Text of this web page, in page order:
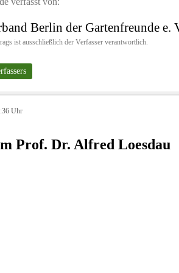
Berlin der Gartenfreunde e.
ist ausschließlich der Verfasser verantwortlich.
Uhr
Prof. Dr. Alfred Loesdau